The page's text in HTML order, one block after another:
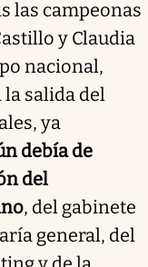
las campeonas
y Claudia
nacional,
la salida del
ya
debía de
del
, del gabinete
general, del